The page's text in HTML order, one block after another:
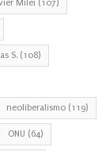
Milei (107)
S. (108)
neoliberalismo (119)
ONU (64)